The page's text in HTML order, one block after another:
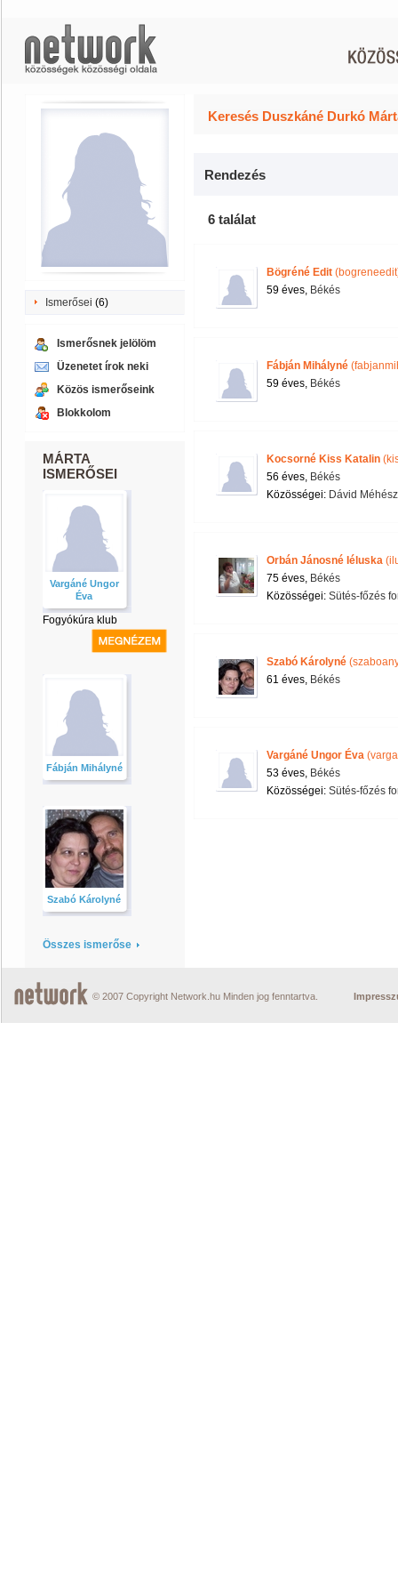
Ismerősei (6)
Ismerősnek jelölöm
Üzenetet írok neki
Közös ismerőseink
Blokkolom
MÁRTA
ISMERŐSEI
Vargáné Ungor
Éva
Fogyókúra klub
Fábján Mihályné
Szabó Károlyné
Összes ismerőse
Keresés Duszkáné Durkó
Rendezés
6 találat
Bögréné Edit
59 éves, Békés
Fábján Mihályné
59 éves, Békés
Kocsorné Kiss Katalin
56 éves, Békés
Közösségei: Dávid
Orbán Jánosné Iéluska
75 éves, Békés
Közösségei: Sütés-főzés
Szabó Károlyné
61 éves, Békés
Vargáné Ungor Éva
53 éves, Békés
Közösségei: Sütés-főzés
© 2007 Copyright Network.hu Minden jog fenntartva.